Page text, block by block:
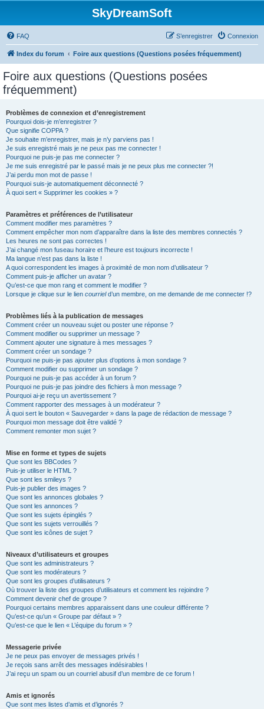
SkyDreamSoft
FAQ Connexion
S’enregistrer
Index du forum Foire aux questions (Questions posées fréquemment)
Foire aux questions (Questions posées
fréquemment)
Problèmes de connexion et d’enregistrement
Pourquoi dois-je m’enregistrer ?
Que signifie COPPA ?
Je souhaite m’enregistrer, mais je n’y parviens pas !
Je suis enregistré mais je ne peux pas me connecter !
Pourquoi ne puis-je pas me connecter ?
Je me suis enregistré par le passé mais je ne peux plus me connecter ?!
J’ai perdu mon mot de passe !
Pourquoi suis-je automatiquement déconnecté ?
À quoi sert « Supprimer les cookies » ?
Paramètres et préférences de l’utilisateur
Comment modifier mes paramètres ?
Comment empêcher mon nom d’apparaître dans la liste des membres connectés ?
Les heures ne sont pas correctes !
J’ai changé mon fuseau horaire et l’heure est toujours incorrecte !
Ma langue n’est pas dans la liste !
A quoi correspondent les images à proximité de mon nom d’utilisateur ?
Comment puis-je afficher un avatar ?
Qu’est-ce que mon rang et comment le modifier ?
Lorsque je clique sur le lien courrield’un membre, on me demande de me connecter !?
Problèmes liés à la publication de messages
Comment créer un nouveau sujet ou poster une réponse ?
Comment modifier ou supprimer un message ?
Comment ajouter une signature à mes messages ?
Comment créer un sondage ?
Pourquoi ne puis-je pas ajouter plus d’options à mon sondage ?
Comment modifier ou supprimer un sondage ?
Pourquoi ne puis-je pas accéder à un forum ?
Pourquoi ne puis-je pas joindre des fichiers à mon message ?
Pourquoi ai-je reçu un avertissement ?
Comment rapporter des messages à un modérateur ?
À quoi sert le bouton « Sauvegarder » dans la page de rédaction de message ?
Pourquoi mon message doit être validé ?
Comment remonter mon sujet ?
Mise en forme et types de sujets
Que sont les BBCodes ?
Puis-je utiliser le HTML ?
Que sont les smileys ?
Puis-je publier des images ?
Que sont les annonces globales ?
Que sont les annonces ?
Que sont les sujets épinglés ?
Que sont les sujets verrouillés ?
Que sont les icônes de sujet ?
Niveaux d’utilisateurs et groupes
Que sont les administrateurs ?
Que sont les modérateurs ?
Que sont les groupes d’utilisateurs ?
Où trouver la liste des groupes d’utilisateurs et comment les rejoindre ?
Comment devenir chef de groupe ?
Pourquoi certains membres apparaissent dans une couleur différente ?
Qu’est-ce qu’un « Groupe par défaut » ?
Qu’est-ce que le lien « L’équipe du forum » ?
Messagerie privée
Je ne peux pas envoyer de messages privés !
Je reçois sans arrêt des messages indésirables !
J’ai reçu un spam ou un courriel abusif d’un membre de ce forum !
Amis et ignorés
Que sont mes listes d’amis et d’ignorés ?